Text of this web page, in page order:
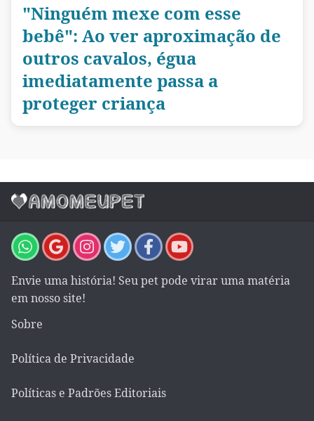
"Ninguém mexe com esse
bebê": Ao ver aproximação de
outros cavalos, égua
imediatamente passa a
proteger criança
Envie uma história! Seu pet pode virar uma matéria
em nosso site!
Sobre
Política de Privacidade
Políticas e Padrões Editoriais